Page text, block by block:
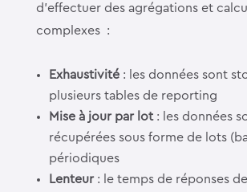
d’effectuer des agrégations et
complexes :
Exhaustivité: les données sont
plusieurs tables de reporting
Mise à jour par lot: les données
récupérées sous forme de lots
périodiques
Lenteur: le temps de réponses